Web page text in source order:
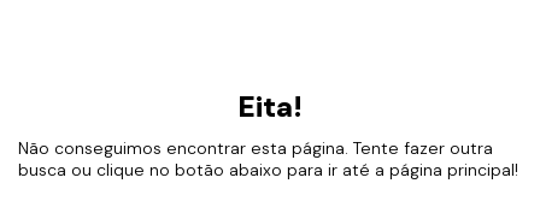
Eita!
Não conseguimos encontrar esta página. Tente fazer outra
busca ou clique no botão abaixo para ir até a página principal!